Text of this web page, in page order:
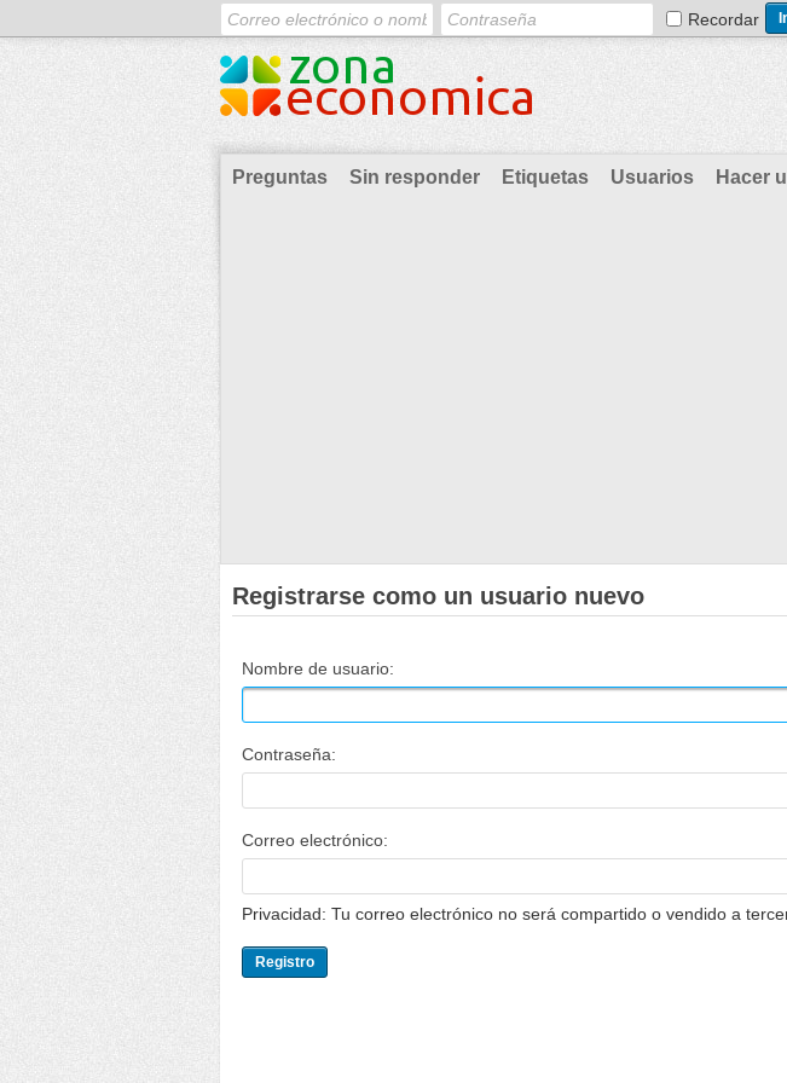
Recordar
Preguntas Sin responder Etiquetas Usuarios Hacer
Registrarse como un usuario nuevo
Nombre de usuario:
Contraseña:
Correo electrónico:
Privacidad: Tu correo electrónico no será compartido o vendido a